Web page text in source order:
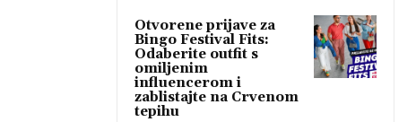
Otvorene prijave za
Bingo Festival Fits:
Odaberite outfit s
omiljenim
influencerom i
zablistajte na Crvenom
tepihu